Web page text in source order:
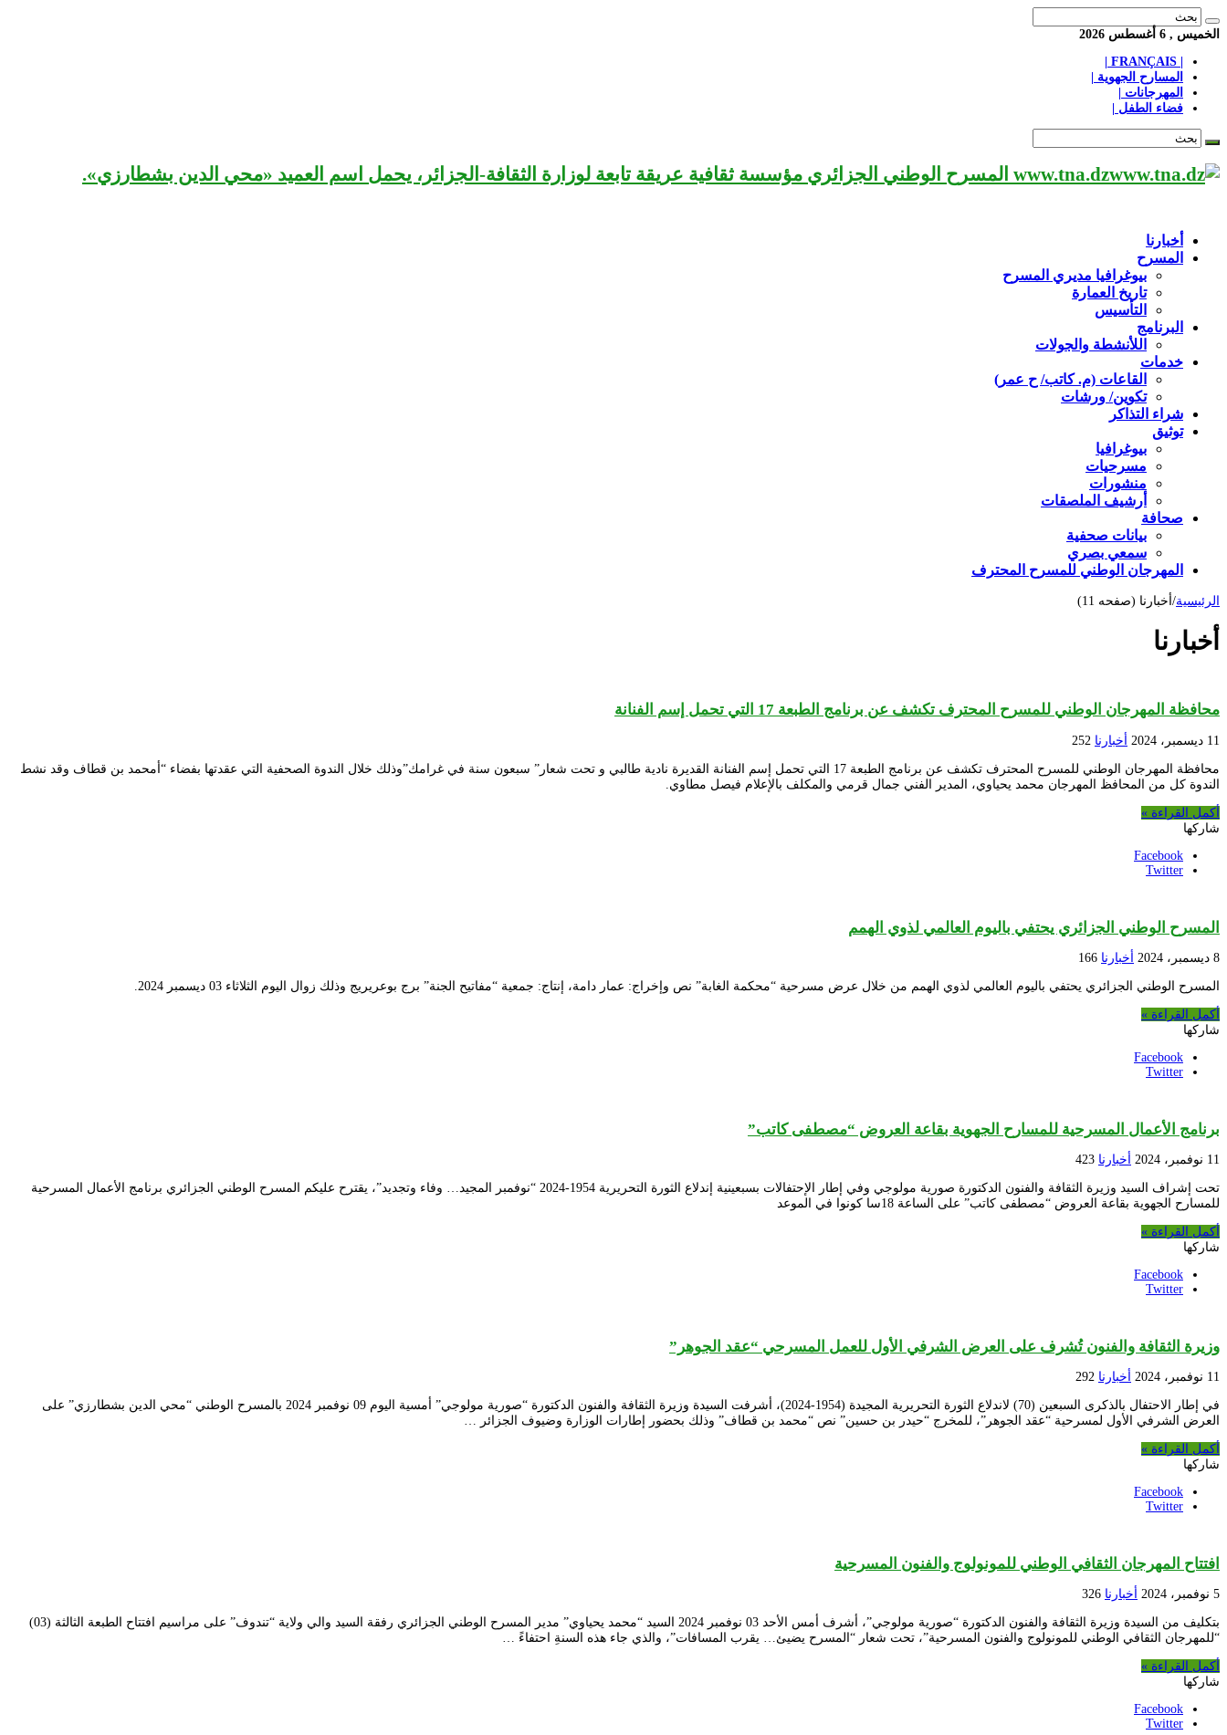
الخميس , 6 أغسطس 2026
المسارح الجهوية |
المهرجانات |
فضاء الطفل |
www.tna.dz المسرح الوطني الجزائري مؤسسة ثقافية عريقة تابعة لوزارة الثقافة-الجزائر، يحمل اسم العميد «محي الدين بشطارزي».
أخبارنا
المسرح
بيوغرافيا مديري المسرح
تاريخ العمارة
التأسيس
البرنامج
اللأنشطة والجولات
خدمات
القاعات (م. كاتب/ ح عمر)
تكوين/ ورشات
شراء التذاكر
توثيق
بيوغرافيا
مسرحيات
منشورات
أرشيف الملصقات
صحافة
بيانات صحفية
سمعي بصري
المهرجان الوطني للمسرح المحترف
الرئيسية/ أخبارنا (صفحه 11)
أخبارنا
محافظة المهرجان الوطني للمسرح المحترف تكشف عن برنامج الطبعة 17 التي تحمل إسم الفنانة
11 ديسمبر، 2024 أخبارنا 252
محافظة المهرجان الوطني للمسرح المحترف تكشف عن برنامج الطبعة 17 التي تحمل إسم الفنانة القديرة نادية طالبي و تحت شعار” سبعون سنة في غرامك”وذلك خلال الندوة الصحفية التي عقدتها بفضاء “أمحمد بن قطاف وقد نشط
الندوة كل من المحافظ المهرجان محمد يحياوي، المدير الفني جمال قرمي والمكلف بالإعلام فيصل مطاوي.
أكمل القراءة »
شاركها
Facebook
Twitter
المسرح الوطني الجزائري يحتفي باليوم العالمي لذوي الهمم
8 ديسمبر، 2024 أخبارنا 166
المسرح الوطني الجزائري يحتفي باليوم العالمي لذوي الهمم من خلال عرض مسرحية “محكمة الغابة” نص وإخراج: عمار دامة، إنتاج: جمعية “مفاتيح الجنة” برج بوعريريج وذلك زوال اليوم الثلاثاء 03 ديسمبر 2024.
أكمل القراءة »
شاركها
Facebook
Twitter
برنامج الأعمال المسرحية للمسارح الجهوية بقاعة العروض “مصطفى كاتب”
11 نوفمبر، 2024 أخبارنا 423
تحت إشراف السيد وزيرة الثقافة والفنون الدكتورة صورية مولوجي وفي إطار الإحتفالات بسبعينية إندلاع الثورة التحريرية 1954-2024 “نوفمبر المجيد… وفاء وتجديد”، يقترح عليكم المسرح الوطني الجزائري برنامج الأعمال المسرحية
للمسارح الجهوية بقاعة العروض “مصطفى كاتب” على الساعة 18سا كونوا في الموعد
أكمل القراءة »
شاركها
Facebook
Twitter
وزيرة الثقافة والفنون تُشرف على العرض الشرفي الأول للعمل المسرحي “عقد الجوهر”
11 نوفمبر، 2024 أخبارنا 292
في إطار الاحتفال بالذكرى السبعين (70) لاندلاع الثورة التحريرية المجيدة (1954-2024)، أشرفت السيدة وزيرة الثقافة والفنون الدكتورة “صورية مولوجي” أمسية اليوم 09 نوفمبر 2024 بالمسرح الوطني “محي الدين بشطارزي” على
العرض الشرفي الأول لمسرحية “عقد الجوهر”، للمخرج “حيدر بن حسين” نص “محمد بن قطاف” وذلك بحضور إطارات الوزارة وضيوف الجزائر …
أكمل القراءة »
شاركها
Facebook
Twitter
افتتاح المهرجان الثقافي الوطني للمونولوج والفنون المسرحية
5 نوفمبر، 2024 أخبارنا 326
بتكليف من السيدة وزيرة الثقافة والفنون الدكتورة “صورية مولوجي”، أشرف أمس الأحد 03 نوفمبر 2024 السيد “محمد يحياوي” مدير المسرح الوطني الجزائري رفقة السيد والي ولاية “تندوف” على مراسيم افتتاح الطبعة الثالثة (03)
“للمهرجان الثقافي الوطني للمونولوج والفنون المسرحية”، تحت شعار “المسرح يضيئ… يقرب المسافات”، والذي جاء هذه السنةِ احتفاءً …
أكمل القراءة »
شاركها
Facebook
Twitter